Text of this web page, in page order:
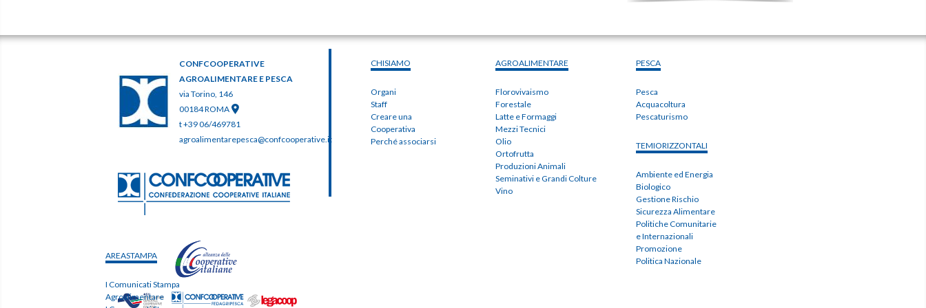
CONFCOOPERATIVE
AGROALIMENTARE E PESCA
via Torino, 146
00184 ROMA
t +39 06/469781
agroalimentarepesca@confcooperative.it
CHISIAMO
Organi
Staff
Creare una
Cooperativa
Perché associarsi
AGROALIMENTARE
Florovivaismo
Forestale
Latte e Formaggi
Mezzi Tecnici
Olio
Ortofrutta
Produzioni Animali
Seminativi e Grandi Colture
Vino
PESCA
Pesca
Acquacoltura
Pescaturismo
TEMIORIZZONTALI
Ambiente ed Energia
Biologico
Gestione Rischio
Sicurezza Alimentare
Politiche Comunitarie
e Internazionali
Promozione
Politica Nazionale
AREASTAMPA
I Comunicati Stampa
Agroalimentare